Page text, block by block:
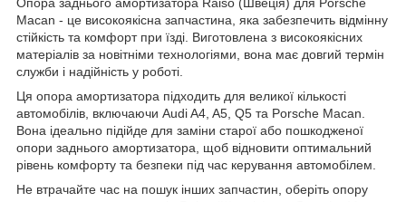
Macan - це високоякісна запчастина, яка забезпечить відмінну
стійкість та комфорт при їзді. Виготовлена з високоякісних
матеріалів за новітніми технологіями, вона має довгий термін
служби і надійність у роботі.
Ця опора амортизатора підходить для великої кількості
автомобілів, включаючи Audi A4, A5, Q5 та Porsche Macan.
Вона ідеально підійде для заміни старої або пошкодженої
опори заднього амортизатора, щоб відновити оптимальний
рівень комфорту та безпеки під час керування автомобілем.
Не втрачайте час на пошук інших запчастин, оберіть опору